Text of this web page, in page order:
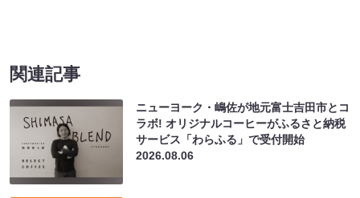
関連記事
ニューヨーク・嶋佐が地元富士吉田市とコ
ラボ! オリジナルコーヒーがふるさと納税
サービス「わらふる」で受付開始
2026.08.06